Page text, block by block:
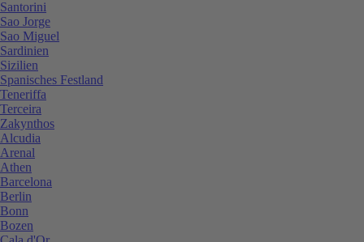
Santorini
Sao Jorge
Sao Miguel
Sardinien
Sizilien
Spanisches Festland
Teneriffa
Terceira
Zakynthos
Alcudia
Arenal
Athen
Barcelona
Berlin
Bonn
Bozen